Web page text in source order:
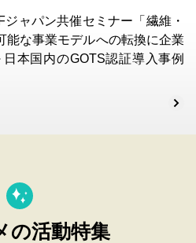
ジャパン共催セミナー「繊維・
能な事業モデルへの転換に企業
本国内のGOTS認証導入事例
の活動特集